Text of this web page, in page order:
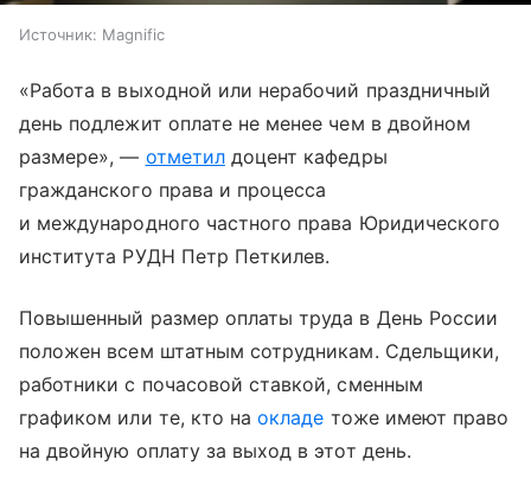
Источник: Magnific
«Работа в выходной или нерабочий праздничный
день подлежит оплате не менее чем в двойном
размере», — отметилдоцент кафедры
гражданского права и процесса
и международного частного права Юридического
института РУДН Петр Петкилев.
Повышенный размер оплаты труда в День России
положен всем штатным сотрудникам. Сдельщики,
работники с почасовой ставкой, сменным
графиком или те, кто наокладе тоже имеют право
на двойную оплату за выход в этот день.